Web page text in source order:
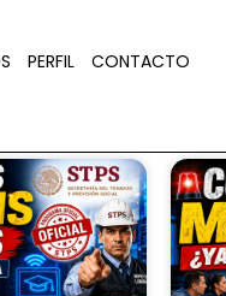
PERFIL CONTACTO